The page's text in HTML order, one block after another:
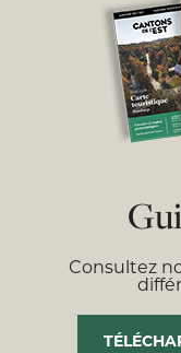
Consultez